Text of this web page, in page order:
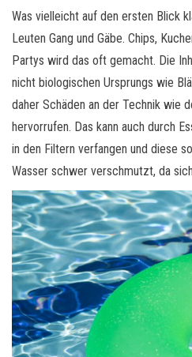
Was vielleicht auf den ersten Blick
Leuten Gang und Gäbe. Chips,
Partys wird das oft gemacht. Die
nicht biologischen Ursprungs wie
daher Schäden an der Technik wie
hervorrufen. Das kann auch durch
in den Filtern verfangen und diese
Wasser schwer verschmutzt, da